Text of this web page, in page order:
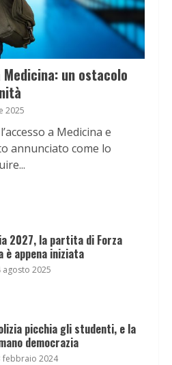
un ostacolo
2025
a Medicina e
annunciato come lo
2027, la partita di Forza
è appena iniziata
agosto 2025
picchia gli studenti, e la
democrazia
febbraio 2024